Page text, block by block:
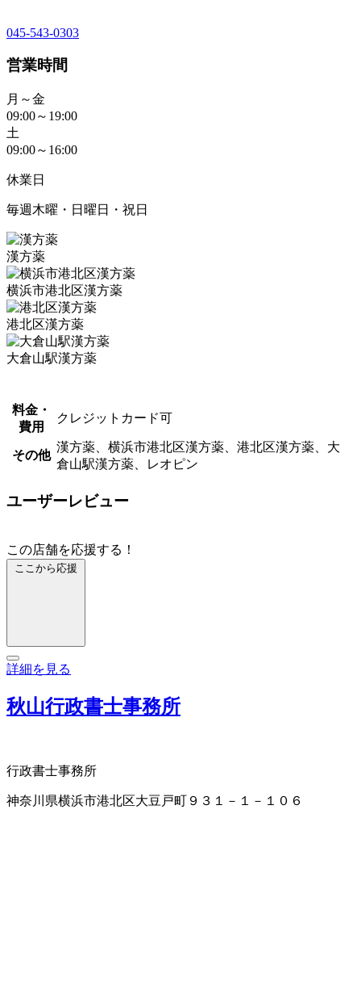
045-543-0303
営業時間
月～金
09:00～19:00
土
09:00～16:00
休業日
毎週木曜・日曜日・祝日
漢方薬
横浜市港北区漢方薬
港北区漢方薬
大倉山駅漢方薬
料金・
費用
クレジットカード可
その他
漢方薬、横浜市港北区漢方薬、港北区漢方薬、大
倉山駅漢方薬、レオピン
ユーザーレビュー
この店舗を応援する！
ここから応援
詳細を見る
秋山行政書士事務所
行政書士事務所
神奈川県横浜市港北区大豆戸町９３１－１－１０６